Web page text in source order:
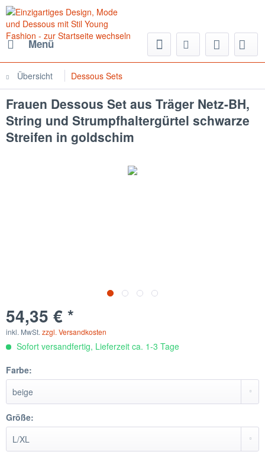
Menü
Übersicht Dessous Sets
Frauen Dessous Set aus Träger Netz-BH,
String und Strumpfhaltergürtel schwarze
Streifen in goldschim
54,35 € *
inkl. MwSt. zzgl. Versandkosten
Sofort versandfertig, Lieferzeit ca. 1-3 Tage
Farbe:
Größe: